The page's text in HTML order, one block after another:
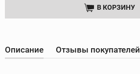
В КОРЗИНУ
Описание Отзывы покупателей